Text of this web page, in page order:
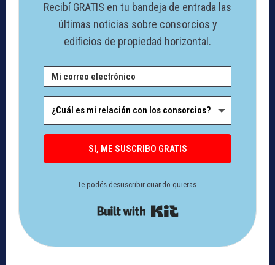
Recibí GRATIS en tu bandeja de entrada las
últimas noticias sobre consorcios y
edificios de propiedad horizontal.
SI, ME SUSCRIBO GRATIS
Te podés desuscribir cuando quieras.